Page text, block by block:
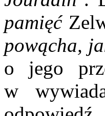
pamięć
powącha,
o jego
w